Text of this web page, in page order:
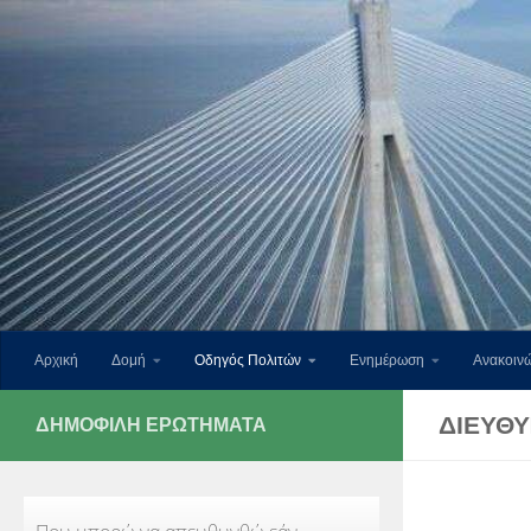
Αρχική Δομή Οδηγός Πολιτών Ενημέρωση
ΔΗΜΟΦΙΛΉ ΕΡΩΤΉΜΑΤΑ